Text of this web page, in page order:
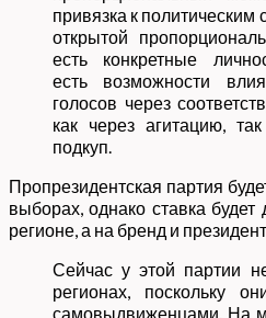
привязка к
открытой
есть конкретные
есть возможности
голосов через
как через агитацию,
подкуп.
Пропрезидентская партия
выборах, однако ставка будет
регионе, а на бренд и
Сейчас у этой партии
регионах, поскольку
самовыдвиженцами. На